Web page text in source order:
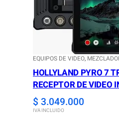
EQUIPOS DE VIDEO,
HOLLYLAND PYRO 7
RECEPTOR DE VIDEO
$ 3.049.000
IVA INCLUIDO